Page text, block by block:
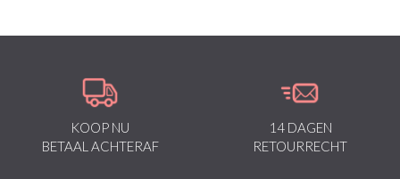
KOOP NU
BETAAL ACHTERAF
14 DAGEN
RETOURRECHT